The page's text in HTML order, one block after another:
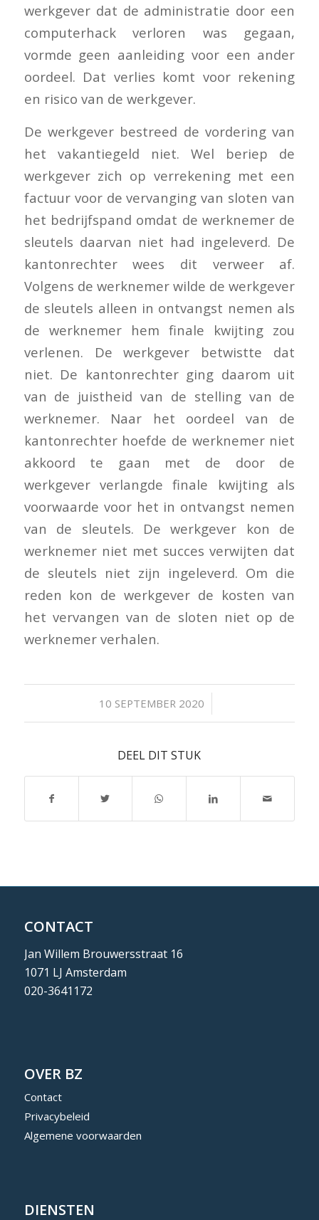
werkgever dat de administratie door een
computerhack verloren was gegaan,
vormde geen aanleiding voor een ander
oordeel. Dat verlies komt voor rekening
en risico van de werkgever.
De werkgever bestreed de vordering van
het vakantiegeld niet. Wel beriep de
werkgever zich op verrekening met een
factuur voor de vervanging van sloten van
het bedrijfspand omdat de werknemer de
sleutels daarvan niet had ingeleverd. De
kantonrechter wees dit verweer af.
Volgens de werknemer wilde de werkgever
de sleutels alleen in ontvangst nemen als
de werknemer hem finale kwijting zou
verlenen. De werkgever betwistte dat
niet. De kantonrechter ging daarom uit
van de juistheid van de stelling van de
werknemer. Naar het oordeel van de
kantonrechter hoefde de werknemer niet
akkoord te gaan met de door de
werkgever verlangde finale kwijting als
voorwaarde voor het in ontvangst nemen
van de sleutels. De werkgever kon de
werknemer niet met succes verwijten dat
de sleutels niet zijn ingeleverd. Om die
reden kon de werkgever de kosten van
het vervangen van de sloten niet op de
werknemer verhalen.
10 SEPTEMBER 2020
/
DEEL DIT STUK
CONTACT
Jan Willem Brouwersstraat 16
1071 LJ Amsterdam
020-3641172
OVER BZ
Contact
Privacybeleid
Algemene voorwaarden
DIENSTEN